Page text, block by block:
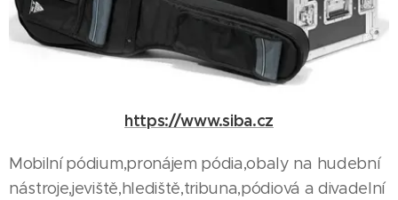
https://www.siba.cz
Mobilní pódium,pronájem pódia,obaly na hudební
nástroje,jeviště,hlediště,​tribuna,pódiová a divadelní